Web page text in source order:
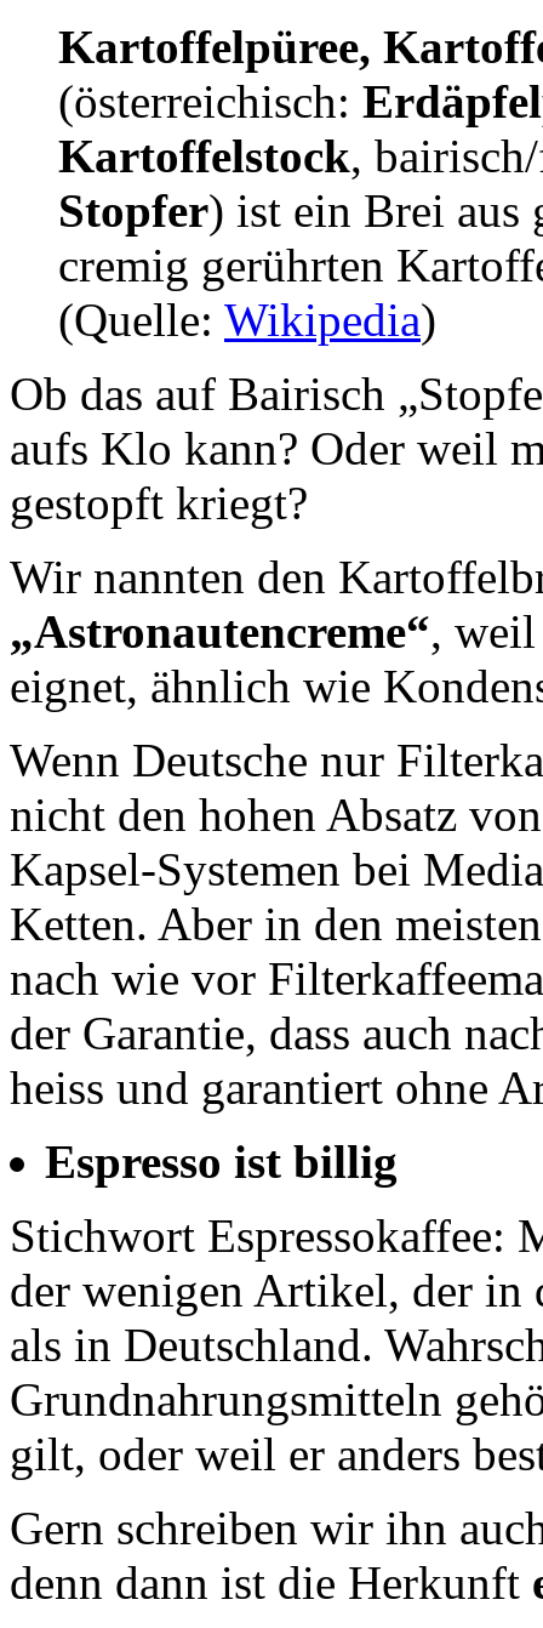
Kartoffelpüree,
(österreichisch:
Kartoffelstock,
Stopfer) ist ein Brei aus
cremig gerührten
(Quelle: Wikipedia)
Ob das auf Bairisch
aufs Klo kann? Oder weil
gestopft kriegt?
Wir nannten den
„Astronautencreme“, weil
eignet, ähnlich wie
Wenn Deutsche nur
nicht den hohen Absatz
Kapsel-Systemen bei
Ketten. Aber in den
nach wie vor
der Garantie, dass auch
heiss und garantiert ohne
Espresso ist billig
Stichwort Espressokaffee:
der wenigen Artikel, der in
als in Deutschland.
Grundnahrungsmitteln
gilt, oder weil er anders
Gern schreiben wir ihn
denn dann ist die Herkunft